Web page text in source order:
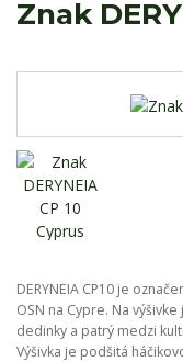
Znak
DERYNEIA CP10 je
OSN na Cypre. Na
dedinky a patrý medzi
Výšivka je podšitá